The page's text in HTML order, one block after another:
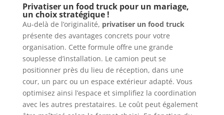
Privatiser un food truck pour un mariage,
un choix stratégique !
Au-delà de l’originalité, privatiser un food truck
présente des avantages concrets pour votre
organisation. Cette formule offre une grande
souplesse d’installation. Le camion peut se
positionner près du lieu de réception, dans une
cour, un parc ou un espace extérieur adapté. Vous
optimisez ainsi l’espace et simplifiez la coordination
avec les autres prestataires. Le coût peut également